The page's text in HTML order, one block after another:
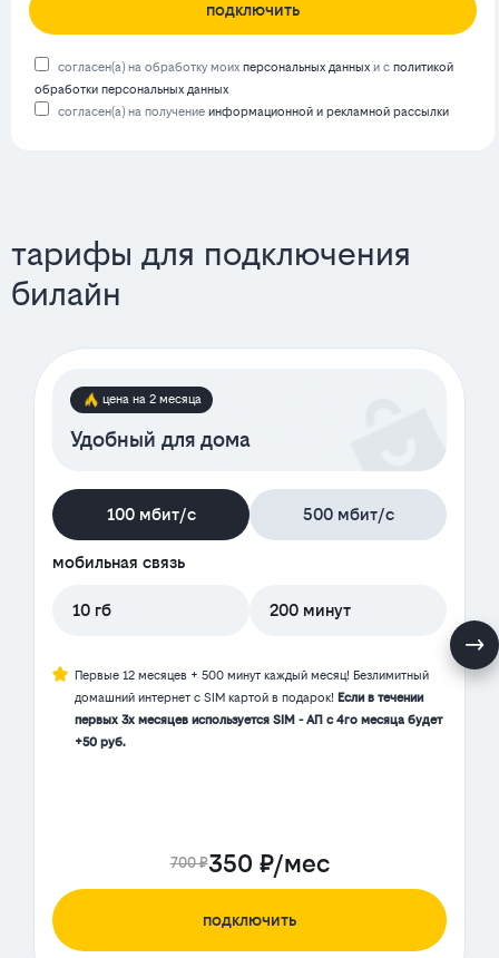
подключить
согласен(а) на обработку моих персональных данных и с политикой
обработки персональных данных
согласен(а) на получение информационной и рекламной рассылки
тарифы для подключения
билайн
цена на 2 месяца
Удобный для дома
100 мбит/с 500 мбит/с
мобильная связь
10 гб 200 минут
Первые 12 месяцев + 500 минут каждый месяц! Безлимитный
домашний интернет с SIM картой в подарок! Если в течении
первых 3х месяцев используется SIM - АП с 4го месяца будет
+50 руб.
700 ₽350 ₽/мес
подключить